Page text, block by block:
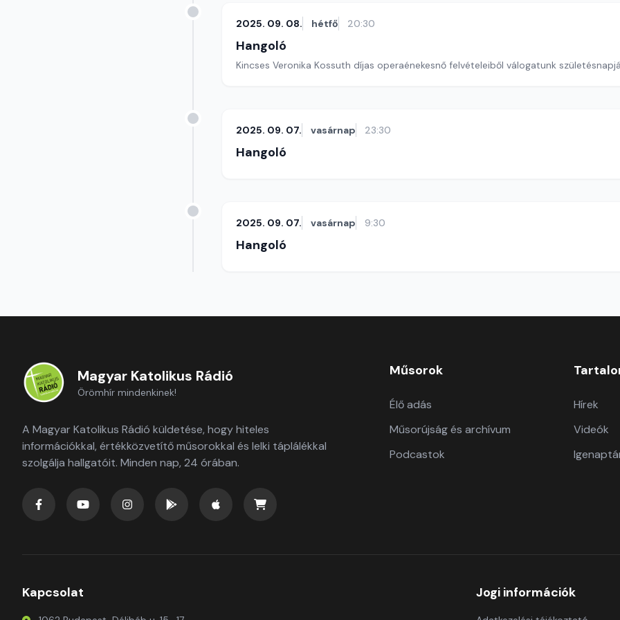
2025. 09. 08. hétfő 20:30
Hangoló
Kincses Veronika Kossuth díjas operaénekesnő felvételeiből válogatunk
2025. 09. 07. vasárnap 23:30
Hangoló
2025. 09. 07. vasárnap 9:30
Hangoló
Magyar Katolikus Rádió
Örömhír mindenkinek!
A Magyar Katolikus Rádió küldetése, hogy hiteles
információkkal, értékközvetítő műsorokkal és lelki táplálékkal
szolgálja hallgatóit. Minden nap, 24 órában.
Műsorok
Élő adás
Műsorújság és archívum
Podcastok
Hírek
Videók
Kapcsolat Jogi információk